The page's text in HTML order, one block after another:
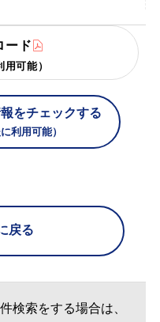
ード
用可能）
をチェックする
利用可能）
戻る
検索をする場合は、